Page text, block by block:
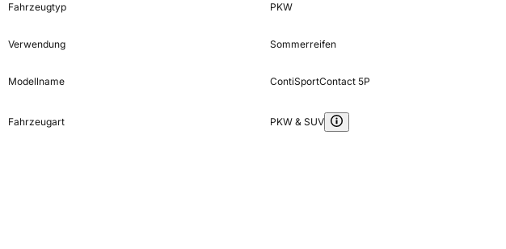
Fahrzeugtyp PKW
Verwendung Sommerreifen
Modellname ContiSportContact 5P
Fahrzeugart PKW & SUV